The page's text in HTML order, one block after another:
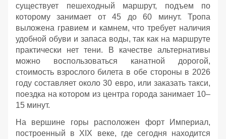
существует пешеходный маршрут, подъем по
которому занимает от 45 до 60 минут. Тропа
выложена гравием и камнем, что требует наличия
удобной обуви и запаса воды, так как на маршруте
практически нет тени. В качестве альтернативы
можно воспользоваться канатной дорогой,
стоимость взрослого билета в обе стороны в 2026
году составляет около 30 евро, или заказать такси,
поездка на котором из центра города занимает 10–
15 минут.
На вершине горы расположен форт Империал,
построенный в XIX веке, где сегодня находится